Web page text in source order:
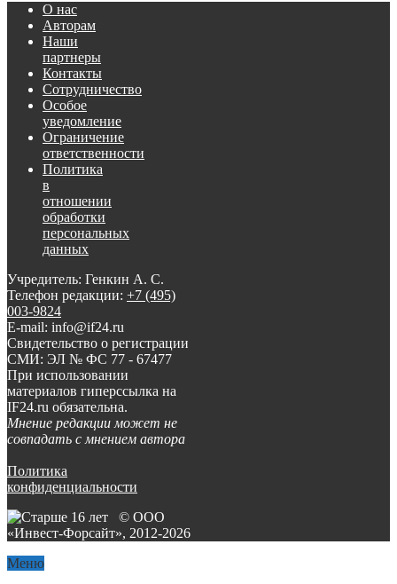
О нас
Авторам
Наши
партнеры
Контакты
Сотрудничество
Особое
уведомление
Ограничение
ответственности
Политика
в
отношении
обработки
персональных
данных
Учредитель: Генкин А. С.
Телефон редакции: +7 (495)
003-9824
E-mail: info@if24.ru
Свидетельство о регистрации
СМИ: ЭЛ № ФС 77 - 67477
При использовании
материалов гиперссылка на
IF24.ru обязательна.
Мнение редакции может не
совпадать с мнением автора
Политика
конфиденциальности
© ООО
«Инвест-Форсайт», 2012-2026
Меню